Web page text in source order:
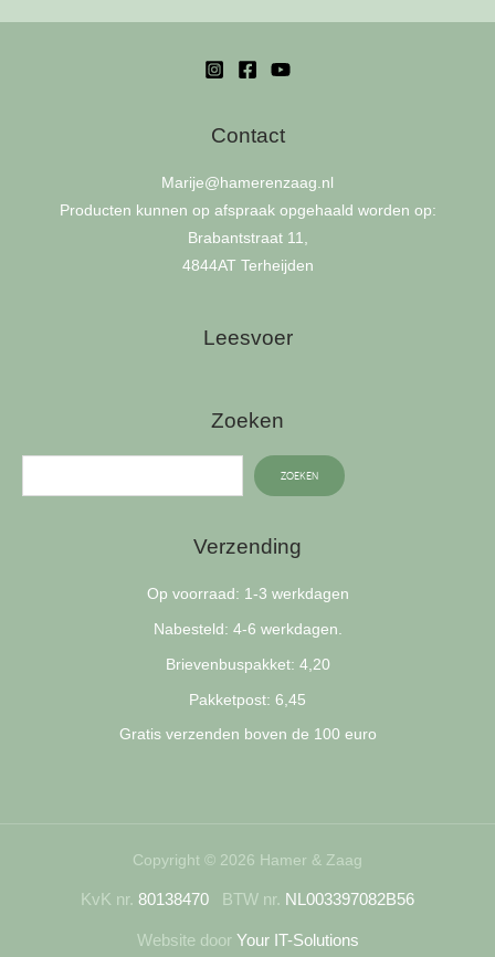
Contact
Marije@hamerenzaag.nl
Producten kunnen op afspraak opgehaald worden op:
Brabantstraat 11,
4844AT Terheijden
Leesvoer
Zoeken
ZOEKEN
Verzending
Op voorraad: 1-3 werkdagen
Nabesteld: 4-6 werkdagen.
Brievenbuspakket: 4,20
Pakketpost: 6,45
Gratis verzenden boven de 100 euro
Copyright © 2026 Hamer & Zaag
KvK nr. 80138470 BTW nr. NL003397082B56
Website door Your IT-Solutions